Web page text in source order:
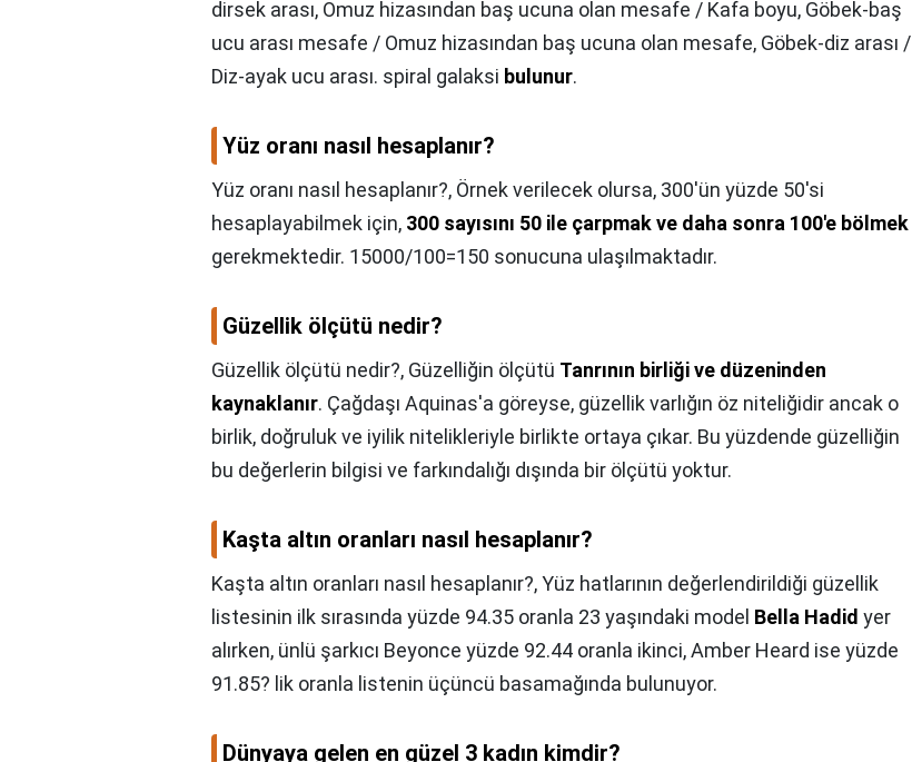
dirsek arası, Omuz hizasından baş ucuna olan mesafe / Kafa boyu, Göbek-baş
ucu arası mesafe / Omuz hizasından baş ucuna olan mesafe, Göbek-diz arası /
Diz-ayak ucu arası. spiral galaksi bulunur.
Yüz oranı nasıl hesaplanır?
Yüz oranı nasıl hesaplanır?, Örnek verilecek olursa, 300'ün yüzde 50'si
hesaplayabilmek için, 300 sayısını 50 ile çarpmak ve daha sonra 100'e bölmek
gerekmektedir. 15000/100=150 sonucuna ulaşılmaktadır.
Güzellik ölçütü nedir?
Güzellik ölçütü nedir?, Güzelliğin ölçütü Tanrının birliği ve düzeninden
kaynaklanır. Çağdaşı Aquinas'a göreyse, güzellik varlığın öz niteliğidir ancak o
birlik, doğruluk ve iyilik nitelikleriyle birlikte ortaya çıkar. Bu yüzdende güzelliğin
bu değerlerin bilgisi ve farkındalığı dışında bir ölçütü yoktur.
Kaşta altın oranları nasıl hesaplanır?
Kaşta altın oranları nasıl hesaplanır?,Yüz hatlarının değerlendirildiği güzellik
listesinin ilk sırasında yüzde 94.35 oranla 23 yaşındaki model Bella Hadid yer
alırken, ünlü şarkıcı Beyonce yüzde 92.44 oranla ikinci, Amber Heard ise yüzde
91.85? lik oranla listenin üçüncü basamağında bulunuyor.
Dünyaya gelen en güzel 3 kadın kimdir?